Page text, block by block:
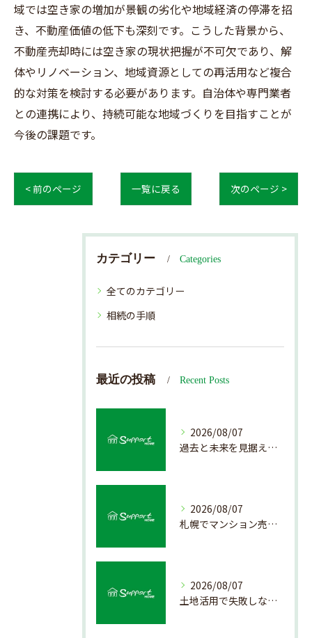
域では空き家の増加が景観の劣化や地域経済の停滞を招
き、不動産価値の低下も深刻です。こうした背景から、
不動産売却時には空き家の現状把握が不可欠であり、解
体やリノベーション、地域資源としての再活用など複合
的な対策を検討する必要があります。自治体や専門業者
との連携により、持続可能な地域づくりを目指すことが
今後の課題です。
< 前のページ 一覧に戻る 次のページ >
カテゴリー Categories
全てのカテゴリー
相続の手順
最近の投稿 Recent Posts
2026/08/07
過去と未来を見据えた戸建て売却の秘訣
2026/08/07
札幌でマンション売却を成功させる査定と価格の見極め方
2026/08/07
土地活用で失敗しない売却準備のポイント